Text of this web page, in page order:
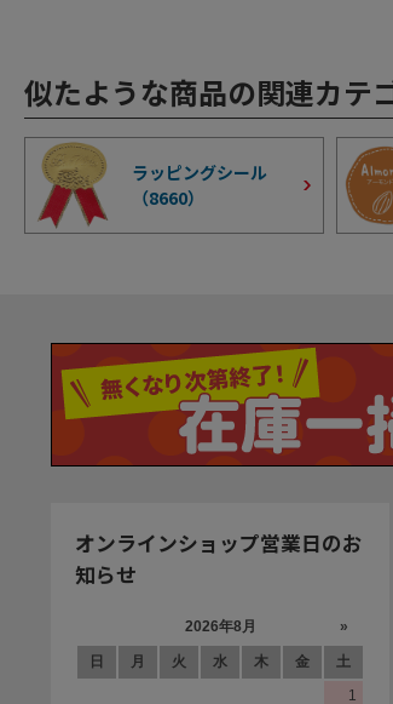
似たような商品の関連カテ
ラッピングシール
（8660）
オンラインショップ営業日のお
知らせ